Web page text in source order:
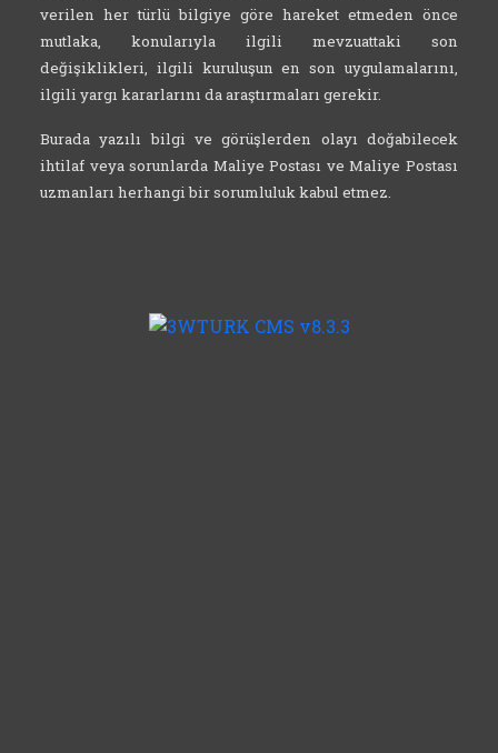
verilen her türlü bilgiye göre hareket etmeden önce
mutlaka, konularıyla ilgili mevzuattaki son
değişiklikleri, ilgili kuruluşun en son uygulamalarını,
ilgili yargı kararlarını da araştırmaları gerekir.
Burada yazılı bilgi ve görüşlerden olayı doğabilecek
ihtilaf veya sorunlarda Maliye Postası ve Maliye Postası
uzmanları herhangi bir sorumluluk kabul etmez.